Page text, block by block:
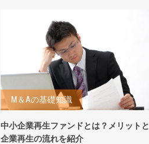
M＆Aの基礎知識
中小企業再生ファンドとは？メリットと
企業再生の流れを紹介